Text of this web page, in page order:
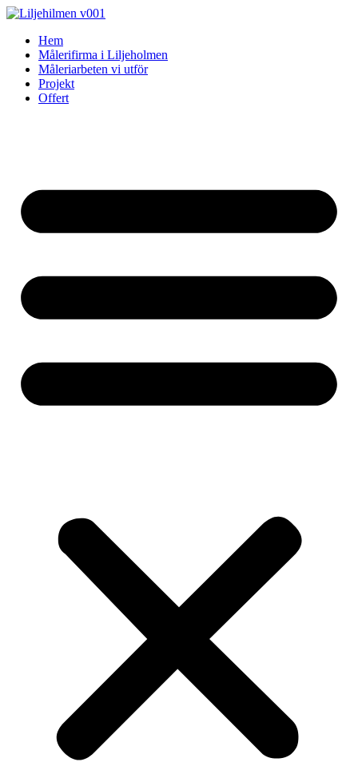
Skip
contentHem
Målerifirma i Liljeholmen
Måleriarbeten vi utför
Projekt
Offert